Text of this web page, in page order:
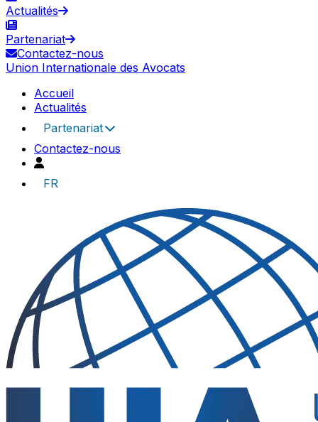
Actualités
Partenariat
Contactez-nous
Union Internationale des Avocats
Accueil
Actualités
Partenariat
Contactez-nous
FR